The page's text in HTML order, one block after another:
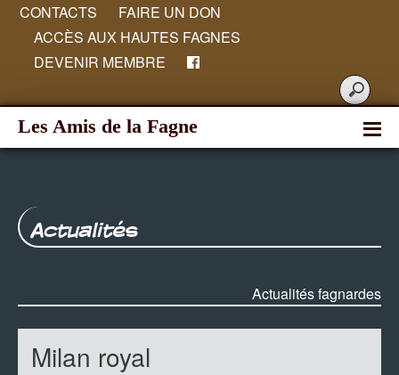
CONTACTS
FAIRE UN DON
ACCÈS AUX HAUTES FAGNES
DEVENIR MEMBRE
Les Amis de la Fagne
Actualités
Actualités fagnardes
Milan royal